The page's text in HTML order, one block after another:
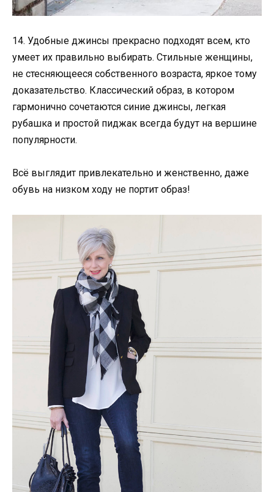
14. Удобные джинсы прекрасно подходят всем, кто
умеет их правильно выбирать. Стильные женщины,
не стесняющееся собственного возраста, яркое тому
доказательство. Классический образ, в котором
гармонично сочетаются синие джинсы, легкая
рубашка и простой пиджак всегда будут на вершине
популярности.
Всё выглядит привлекательно и женственно, даже
обувь на низком ходу не портит образ!